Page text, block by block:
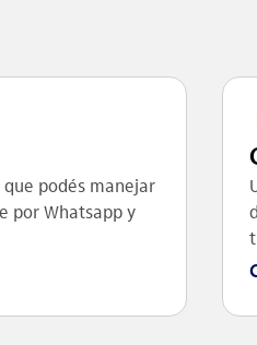
podés manejar
por Whatsapp y